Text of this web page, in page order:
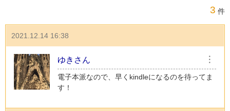
3 件
2021.12.14 16:38
ゆきさん ︙
電子本派なので、早くkindleになるのを待ってま
す！